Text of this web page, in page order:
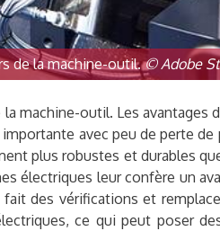
de la machine-outil.© Adobe
machine-outil. Les
avec peu de perte
plus robustes et durables
électriques leur confère un
des vérifications et
ce qui peut poser